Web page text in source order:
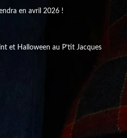
en avril 2026 !
et Halloween au P’tit Jacques